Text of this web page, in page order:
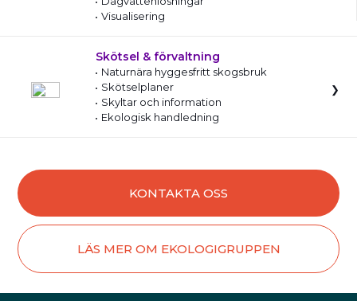
Visualisering
Skötsel & förvaltning
Naturnära hyggesfritt skogsbruk
Skötselplaner
Skyltar och information
Ekologisk handledning
KONTAKTA OSS
LÄS MER OM EKOLOGIGRUPPEN